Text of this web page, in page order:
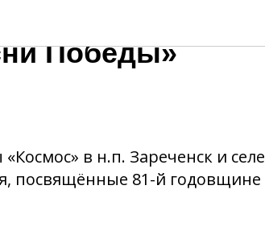
мы
Победы»
в н.п. Зареченск и селе
посвящённые 81-й годовщине